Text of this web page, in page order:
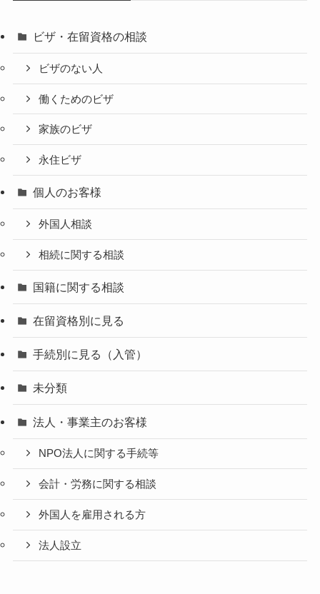
ビザ・在留資格の相談
ビザのない人
働くためのビザ
家族のビザ
永住ビザ
個人のお客様
外国人相談
相続に関する相談
国籍に関する相談
在留資格別に見る
手続別に見る（入管）
未分類
法人・事業主のお客様
NPO法人に関する手続等
会計・労務に関する相談
外国人を雇用される方
法人設立